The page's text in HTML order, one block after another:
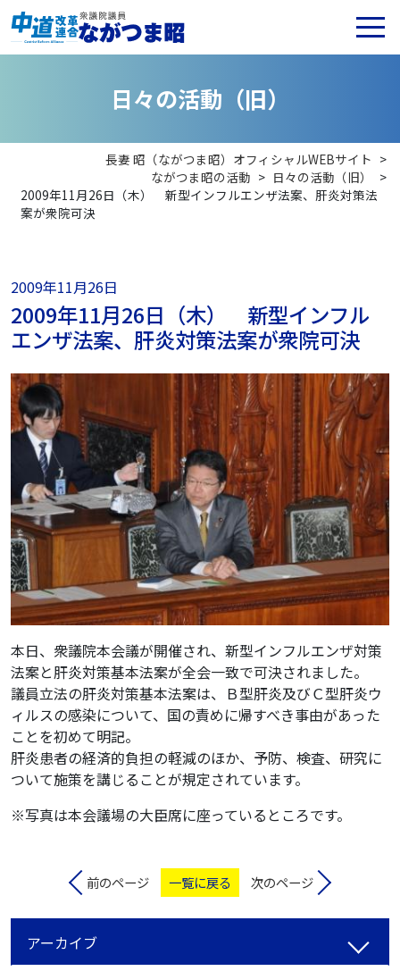
日々の活動 （旧）
長妻 昭（ながつま昭）オフィシャルWEBサイト >
ながつま昭の活動 > 日々の活動（旧）
>
2009年11月26日（木） 新型インフルエンザ法案、肝炎対策法
案が衆院可決
2009年11月26日
2009年11月26日（木） 新型インフル
エンザ法案、肝炎対策法案が衆院可決
本日、衆議院本会議が開催され、新型インフルエンザ対策
法案と肝炎対策基本法案が全会一致で可決されました。
議員立法の肝炎対策基本法案は、Ｂ型肝炎及びＣ型肝炎ウ
ィルスの感染について、国の責めに帰すべき事由があった
ことを初めて明記。
肝炎患者の経済的負担の軽減のほか、予防、検査、研究に
ついて施策を講じることが規定されています。
※写真は本会議場の大臣席に座っているところです。
前のページ 一覧に戻る 次のページ
アーカイブ